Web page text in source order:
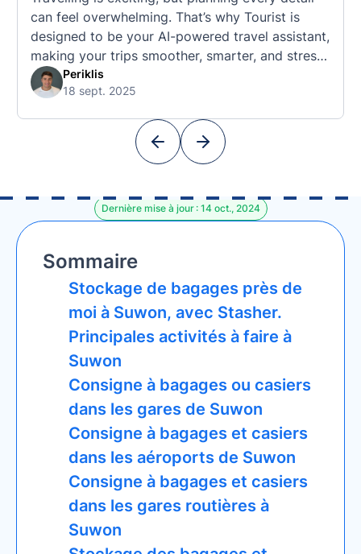
can feel overwhelming. That’s why Tourist is
designed to be your AI-powered travel assistant,
making your trips smoother, smarter, and stress-
free. 🧭 What Makes the Tourist App Unique?
Unlike standard travel apps, Tourist combines
With Tourist, your trip planning becomes as
Periklis
18 sept. 2025
Dernière mise à jour : 14 oct., 2024
Sommaire
Stockage de bagages près de
moi à Suwon, avec Stasher.
Principales activités à faire à
Suwon
Consigne à bagages ou casiers
dans les gares de Suwon
Consigne à bagages et casiers
dans les aéroports de Suwon
Consigne à bagages et casiers
dans les gares routières à
Suwon